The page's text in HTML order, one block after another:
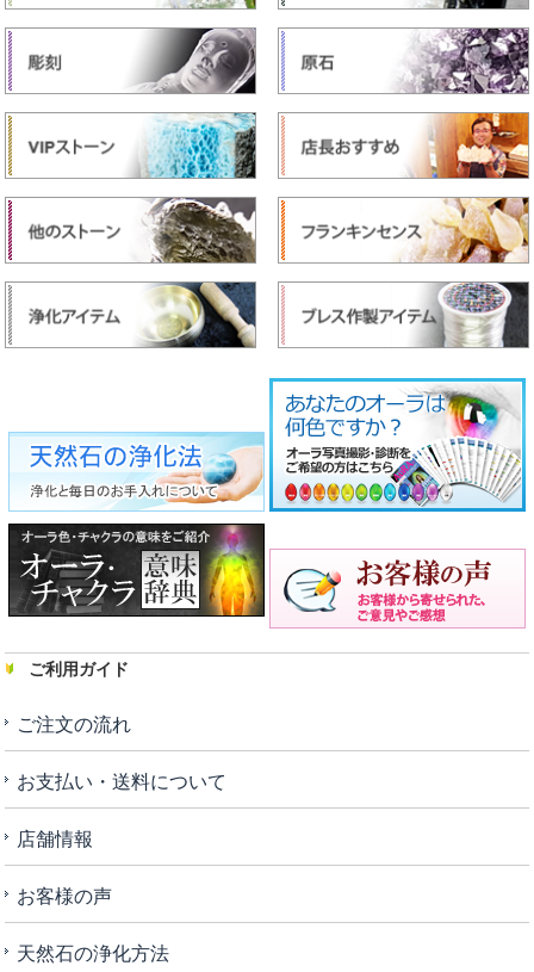
ご利用ガイド
ご注文の流れ
お支払い・送料について
店舗情報
お客様の声
天然石の浄化方法